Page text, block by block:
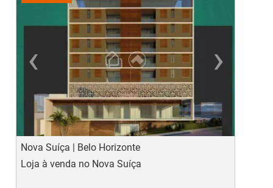
‹
Previous
›
Nova Suíça | Belo Horizonte
Loja à venda no Nova Suíça